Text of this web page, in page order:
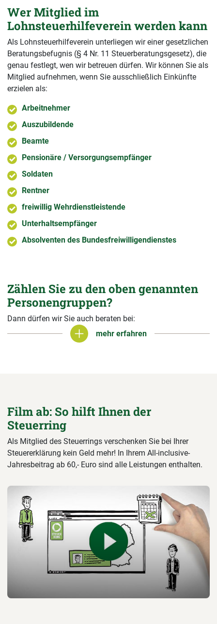
Wer Mitglied im
Lohnsteuerhilfeverein werden kann
Als Lohnsteuerhilfeverein unterliegen wir einer gesetzlichen
Beratungsbefugnis (§ 4 Nr. 11 Steuerberatungsgesetz), die
genau festlegt, wen wir betreuen dürfen. Wir können Sie als
Mitglied aufnehmen, wenn Sie ausschließlich Einkünfte
erzielen als:
Arbeitnehmer
Auszubildende
Beamte
Pensionäre / Versorgungsempfänger
Soldaten
Rentner
freiwillig Wehrdienstleistende
Unterhaltsempfänger
Absolventen des Bundesfreiwilligendienstes
Zählen Sie zu den oben genannten
Personengruppen?
Dann dürfen wir Sie auch beraten bei:
mehr erfahren
mehr erfahren
Film ab: So hilft Ihnen der
Steuerring
Als Mitglied des Steuerrings verschenken Sie bei Ihrer
Steuererklärung kein Geld mehr! In Ihrem All-inclusive-
Jahresbeitrag ab 60,- Euro sind alle Leistungen enthalten.